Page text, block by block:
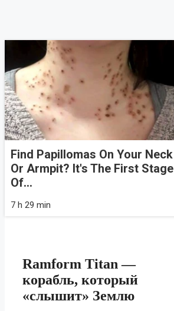
Find Papillomas On Your Neck
Or Armpit? It's The First Stage
Of...
7 h 29 min
Ramform Titan —
корабль, который
«слышит» Землю